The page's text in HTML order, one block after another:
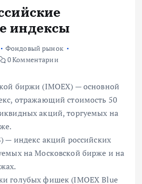
индексы
Фондовый рынок
0 Комментарии
биржи (IMOEX) — основной
отражающий стоимость 50
акций, торгуемых на
— индекс акций российских
на Московской бирже и на
голубых фишек (IMOEX Blue